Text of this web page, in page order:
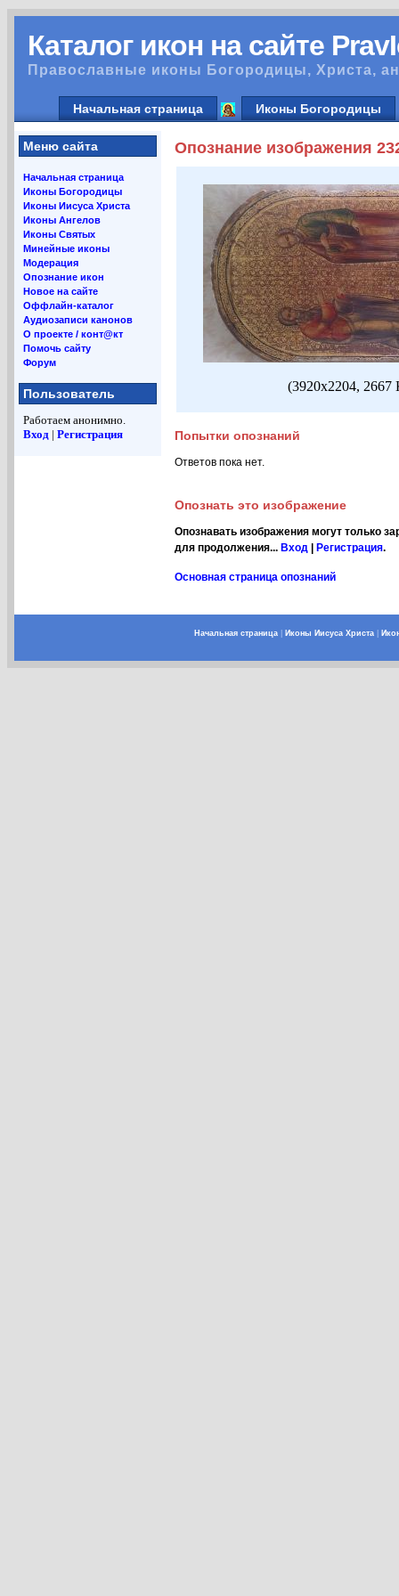
Каталог икон на сайте
Православные иконы Богородицы, Христа,
Начальная страница Иконы Богородицы
Меню сайта
Начальная страница
Иконы Богородицы
Иконы Иисуса Христа
Иконы Ангелов
Иконы Святых
Минейные иконы
Модерация
Опознание икон
Новое на сайте
Оффлайн-каталог
Аудиозаписи канонов
О проекте / конт@кт
Помочь сайту
Форум
Пользователь
Работаем анонимно.
Вход | Регистрация
Опознание изображения
(3920x2204, 2667
Попытки опознаний
Ответов пока нет.
Опознать это изображение
Опознавать изображения могут только
для продолжения... Вход Регистрация.
Основная страница опознаний
Начальная страница| Иконы Иисуса Христа|